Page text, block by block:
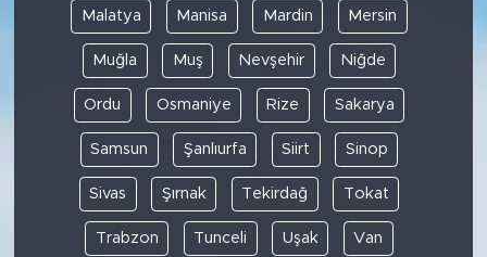
Malatya Manisa Mardin Mersin
Muğla Muş Nevşehir Niğde
Ordu Osmaniye Rize Sakarya
Samsun Şanlıurfa Siirt Sinop
Sivas Şırnak Tekirdağ Tokat
Trabzon Tunceli Uşak Van